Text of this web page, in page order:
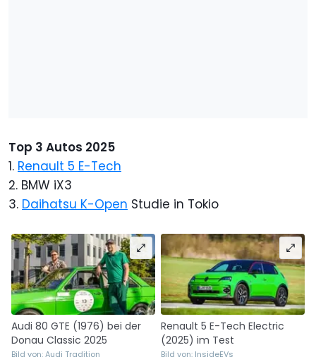
Top 3 Autos 2025
1. Renault 5 E-Tech
2. BMW iX3
3. Daihatsu K-Open Studie in Tokio
Audi 80 GTE (1976) bei der
Donau Classic 2025
Bild von: Audi Tradition
Renault 5 E-Tech Electric
(2025) im Test
Bild von: InsideEVs